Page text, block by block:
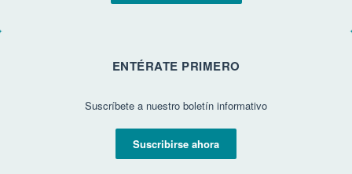
ENTÉRATE PRIMERO
Suscríbete a nuestro boletín informativo
Suscribirse ahora